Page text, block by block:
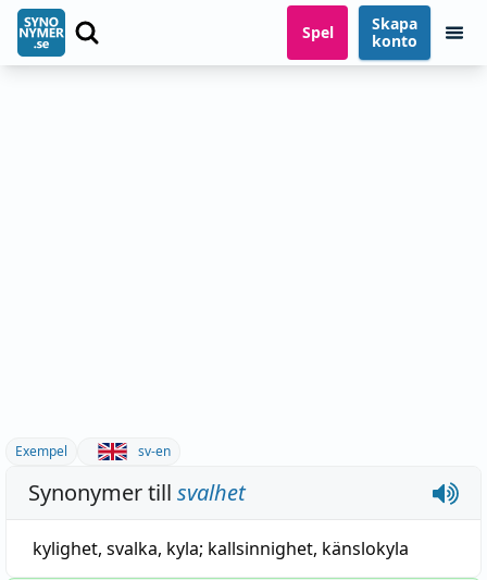
Spel
Skapa
konto
Exempel sv-en
Synonymer till svalhet
kylighet, svalka, kyla; kallsinnighet, känslokyla